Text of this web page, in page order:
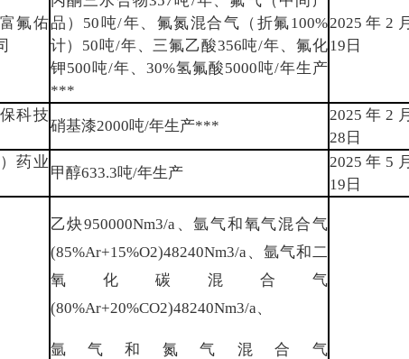
氟佑品）50吨/年、氟氮混合气（折氟100%
计）50吨/年、三氟乙酸356吨/年、氟化
钾500吨/年、30%氢氟酸5000吨/年生产
***
2025年2月
19日
科技
硝基漆2000吨/年生产***
2025年2月
28日
药业
甲醇633.3吨/年生产
2025年5月
19日
乙炔950000Nm3/a、氩气和氧气混合气
(85%Ar+15%O2)48240Nm3/a、氩气和二
氧化碳混合气
(80%Ar+20%CO2)48240Nm3/a、
氩气和氮气混合气